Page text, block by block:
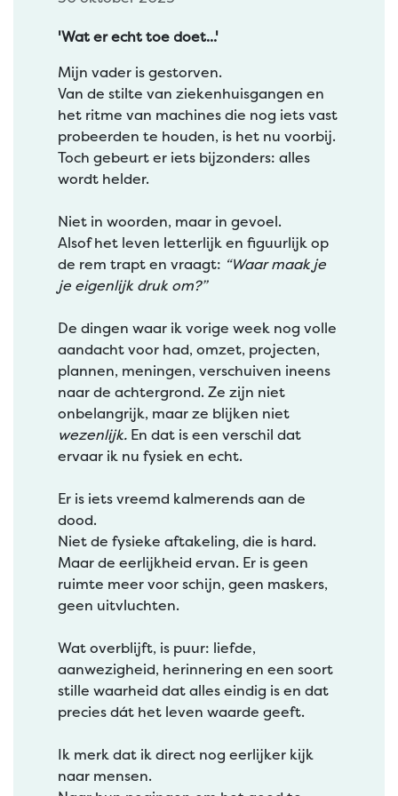
'Wat er echt toe doet...'
Mijn vader is gestorven.
Van de stilte van ziekenhuisgangen en
het ritme van machines die nog iets vast
probeerden te houden, is het nu voorbij.
Toch gebeurt er iets bijzonders: alles
wordt helder.
Niet in woorden, maar in gevoel.
Alsof het leven letterlijk en figuurlijk op
de rem trapt en vraagt: “Waar maak je
je eigenlijk druk om?”
De dingen waar ik vorige week nog volle
aandacht voor had, omzet, projecten,
plannen, meningen, verschuiven ineens
naar de achtergrond. Ze zijn niet
onbelangrijk, maar ze blijken niet
wezenlijk. En dat is een verschil dat
ervaar ik nu fysiek en echt.
Er is iets vreemd kalmerends aan de
dood.
Niet de fysieke aftakeling, die is hard.
Maar de eerlijkheid ervan. Er is geen
ruimte meer voor schijn, geen maskers,
geen uitvluchten.
Wat overblijft, is puur: liefde,
aanwezigheid, herinnering en een soort
stille waarheid dat alles eindig is en dat
precies dát het leven waarde geeft.
Ik merk dat ik direct nog eerlijker kijk
naar mensen.